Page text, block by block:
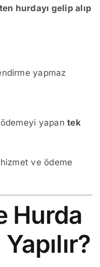
hurdayı gelip alıp
yapmaz
yapantek
ve ödeme
Hurda